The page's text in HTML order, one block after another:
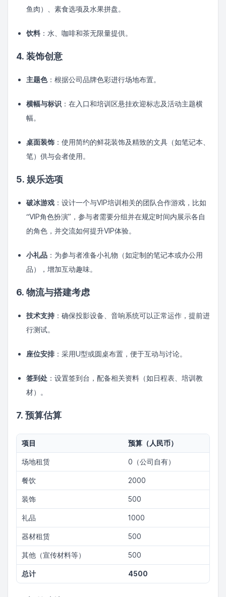
鱼肉）、素食选项及水果拼盘。
饮料 ：水、咖啡和茶无限量提供。
4. 装饰创意
主题色：根据公司品牌色彩进行场地布置。
横幅与标识 ：在入口和培训区悬挂欢迎标志及活动主题横
幅。
桌面装饰 ：使用简约的鲜花装饰及精致的文具（如笔记本、
笔）供与会者使用。
5. 娱乐选项
破冰游戏 ：设计一个与VIP培训相关的团队合作游戏，比如
“VIP角色扮演”，参与者需要分组并在规定时间内展示各自
的角色，并交流如何提升VIP体验。
小礼品 ：为参与者准备小礼物（如定制的笔记本或办公用
品），增加互动趣味。
6. 物流与搭建考虑
技术支持 ：确保投影设备、音响系统可以正常运作，提前进
行测试。
座位安排：采用U型或圆桌布置，便于互动与讨论。
签到处 ：设置签到台，配备相关资料（如日程表、培训教
材）。
7. 预算估算
项目 预算（人民币）
场地租赁 0（公司自有）
餐饮 2000
装饰 500
礼品 1000
器材租赁 500
其他（宣传材料等） 500
总计 4500